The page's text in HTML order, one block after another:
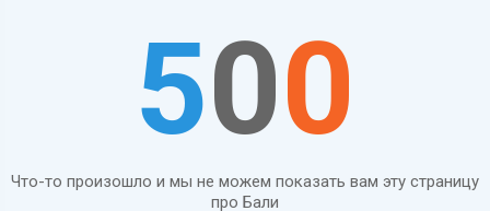
500
Что-то произошло и мы не можем показать вам эту страницу
про Бали